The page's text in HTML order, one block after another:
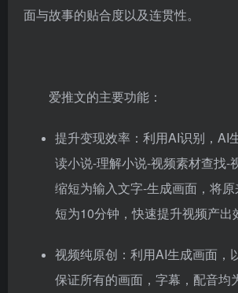
面与故事的贴合度以及连贯性。
爱推文的主要功能：
提升变现效率：利用AI识别，AI
读小说-理解小说-视频素材查找-
缩短为输入文字-生成画面，将
短为10分钟，快速提升视频产出
视频纯原创：利用AI生成画面，
保证所有的画面，字幕，配音均